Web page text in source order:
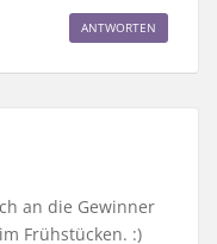
ANTWORTEN
an die Gewinner
Frühstücken. :)